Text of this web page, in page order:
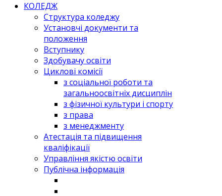
КОЛЕДЖ
Структура коледжу
Установчі документи та
положення
Вступнику
Здобувачу освіти
Циклові комісії
з соціальної роботи та
загальноосвітніх дисциплін
з фізичної культури і спорту
з права
з менеджменту
Атестація та підвищення
кваліфікації
Управління якістю освіти
Публічна інформація